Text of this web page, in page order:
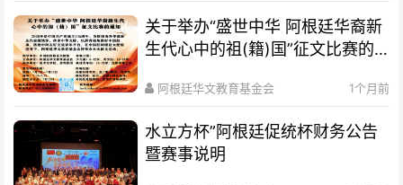
关于举办“盛世中华 阿根廷华裔新
生代心中的祖(籍)国”征文比赛的
阿根廷华文教育基金会 1个月前
水立方杯”阿根廷促统杯财务公告
暨赛事说明